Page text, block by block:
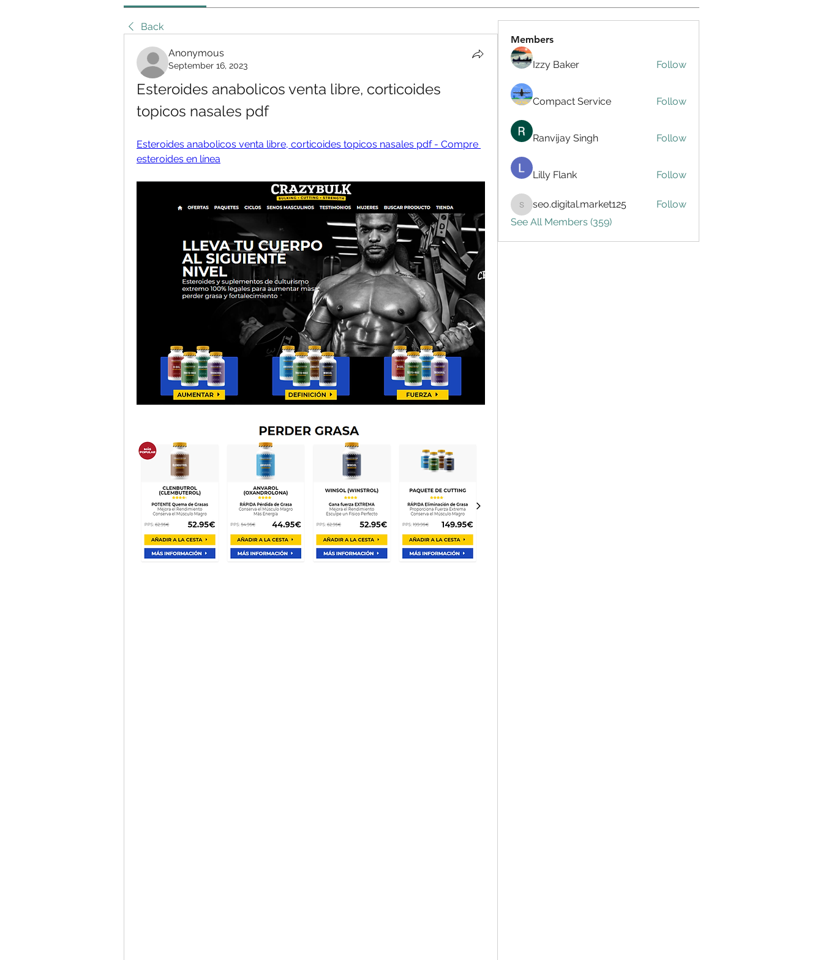
Back
Anonymous
September 16, 2023
Esteroides anabolicos venta libre, corticoides
topicos nasales pdf
Esteroides anabolicos venta libre, corticoides topicos nasales pdf - Compre
esteroides en línea
Members
Izzy Baker Follow
Compact Service Follow
Ranvijay Singh Follow
Lilly Flank Follow
seo.digital.market125
seo.digital.market125
Follow
See All Members (359)